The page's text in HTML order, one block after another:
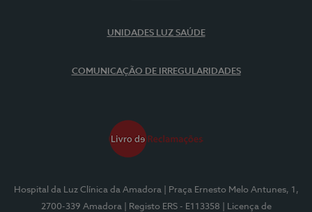
UNIDADES LUZ SAÚDE
COMUNICAÇÃO DE IRREGULARIDADES
Hospital da Luz Clínica da Amadora
| Praça Ernesto Melo Antunes, 1,
2700-339 Amadora
| Registo ERS - E113358
| Licença de